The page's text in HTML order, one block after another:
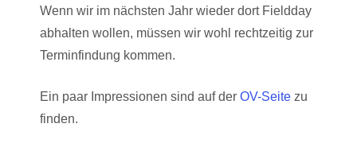
Wenn wir im nächsten Jahr wieder dort Fieldday
abhalten wollen, müssen wir wohl rechtzeitig zur
Terminfindung kommen.
Ein paar Impressionen sind auf der OV-Seite zu
finden.